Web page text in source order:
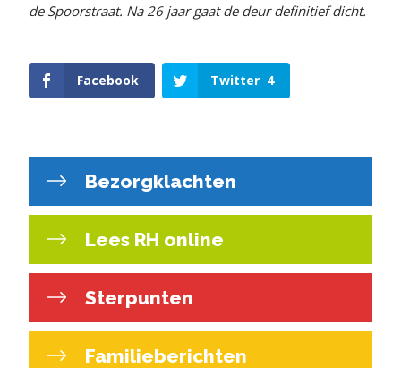
de Spoorstraat. Na 26 jaar gaat de deur definitief dicht.
Facebook Twitter 4
Bezorgklachten
Lees RH online
Sterpunten
Familieberichten